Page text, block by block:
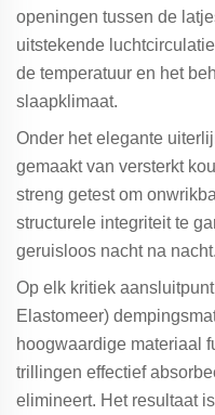
openingen tussen de
uitstekende
de temperatuur en het
slaapklimaat.
Onder het elegante
gemaakt van versterkt
streng getest om
structurele integriteit te
geruisloos nacht na nacht.
Op elk kritiek
Elastomeer)
hoogwaardige materiaal
trillingen effectief
elimineert. Het resultaat